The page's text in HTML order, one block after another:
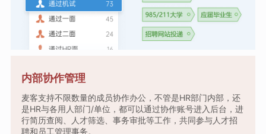
内部协作管理
麦客支持不限数量的成员协作办公，不管是HR部门内部，还
是HR与各用人部门/单位，都可以通过协作账号进入后台，进
行简历查阅、人才筛选、事务审批等工作，共同参与人才招
聘和员工管理事务。